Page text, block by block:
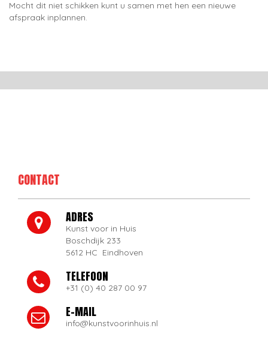
Mocht dit niet schikken kunt u samen met hen een nieuwe
afspraak inplannen.
CONTACT
ADRES
Kunst voor in Huis
Boschdijk 233
5612 HC Eindhoven
TELEFOON
+31 (0) 40 287 00 97
E-MAIL
info@kunstvoorinhuis.nl